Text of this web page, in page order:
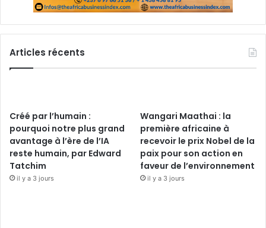
Articles récents
Créé par l’humain :
pourquoi notre plus grand
avantage à l’ère de l’IA
reste humain, par Edward
Tatchim
il y a 3 jours
Wangari Maathai : la
première africaine à
recevoir le prix Nobel de la
paix pour son action en
faveur de l’environnement
il y a 3 jours